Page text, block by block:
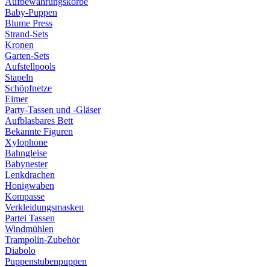
Baby-Puppen
Blume Press
Strand-Sets
Kronen
Garten-Sets
Aufstellpools
Stapeln
Schöpfnetze
Eimer
Party-Tassen und -Gläser
Aufblasbares Bett
Bekannte Figuren
Xylophone
Bahngleise
Babynester
Lenkdrachen
Honigwaben
Kompasse
Verkleidungsmasken
Partei Tassen
Windmühlen
Trampolin-Zubehör
Diabolo
Puppenstubenpuppen